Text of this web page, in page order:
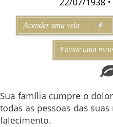
Acender uma vela
Enviar uma
Sua família cumpre o
todas as pessoas das
falecimento.